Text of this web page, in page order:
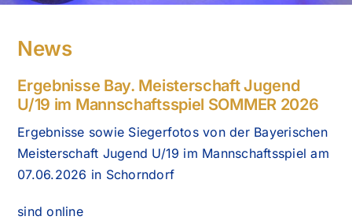
News
Ergebnisse Bay. Meisterschaft Jugend
U/19 im Mannschaftsspiel SOMMER 2026
Ergebnisse sowie Siegerfotos von der Bayerischen
Meisterschaft Jugend U/19 im Mannschaftsspiel am
07.06.2026 in Schorndorf
sind online